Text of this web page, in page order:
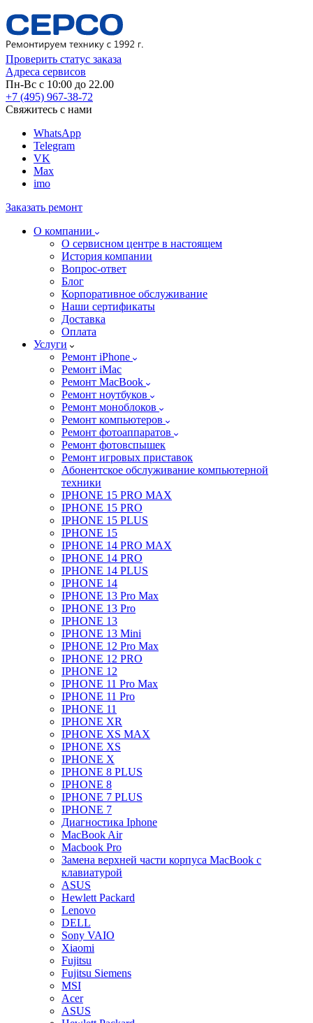
Проверить статус заказа
Адреса сервисов
Пн-Вс с 10:00 до 22.00
+7 (495) 967-38-72
Свяжитесь с нами
WhatsApp
Telegram
VK
Max
imo
Заказать ремонт
О компании
О сервисном центре в настоящем
История компании
Вопрос-ответ
Блог
Корпоративное обслуживание
Наши сертификаты
Доставка
Оплата
Услуги
Ремонт iPhone
Ремонт iMac
Ремонт MacBook
Ремонт ноутбуков
Ремонт моноблоков
Ремонт компьютеров
Ремонт фотоаппаратов
Ремонт фотовспышек
Ремонт игровых приставок
Абонентское обслуживание компьютерной
техники
IPHONE 15 PRO MAX
IPHONE 15 PRO
IPHONE 15 PLUS
IPHONE 15
IPHONE 14 PRO MAX
IPHONE 14 PRO
IPHONE 14 PLUS
IPHONE 14
IPHONE 13 Pro Max
IPHONE 13 Pro
IPHONE 13
IPHONE 13 Mini
IPHONE 12 Pro Max
IPHONE 12 PRO
IPHONE 12
IPHONE 11 Pro Max
IPHONE 11 Pro
IPHONE 11
IPHONE XR
IPHONE XS MAX
IPHONE XS
IPHONE X
IPHONE 8 PLUS
IPHONE 8
IPHONE 7 PLUS
IPHONE 7
Диагностика Iphone
MacBook Air
Macbook Pro
Замена верхней части корпуса MacBook с
клавиатурой
ASUS
Hewlett Packard
Lenovo
DELL
Sony VAIO
Xiaomi
Fujitsu
Fujitsu Siemens
MSI
Acer
ASUS